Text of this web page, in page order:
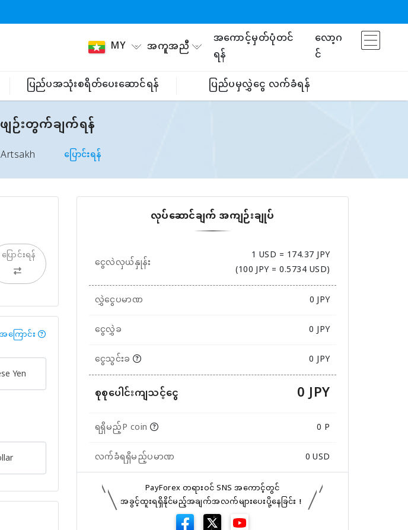
MY အကူအညီ
အကောင့်မှတ်ပုံတင်
ရန်
လော့ဂ
င်
ပြည်ပအသုံးစရိတ်ပေးဆောင်ရန် ပြည်ပမှလွှဲငွေ လက်ခံရန်
ျဉ်းတွက်ချက်ရန်
ပြောင်းရန်
ပြောင်းရန်
ြောင်း
Yen
လုပ်ဆောင်ချက် အကျဉ်းချုပ်
ငွေလဲလှယ်နှုန်း
1 USD = 174.37 JPY
(100 JPY = 0.5734 USD)
လွှဲငွေပမာဏ
0JPY
ငွေလွှဲခ
0 JPY
ငွေသွင်းခ
0 JPY
စုစုပေါင်းကျသင့်ငွေ 0 JPY
ရရှိမည့်P coin
0 P
လက်ခံရရှိမည့်ပမာဏ
0USD
PayForex တရားဝင် SNS အကောင့်တွင်
အခွင့်ထူးရရှိနိုင်မည့်အချက်အလက်များပေးပို့နေခြင်း！